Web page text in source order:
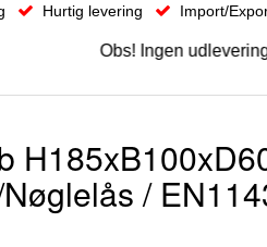
Hurtig levering Import/
Obs! Ingen udlevering
/